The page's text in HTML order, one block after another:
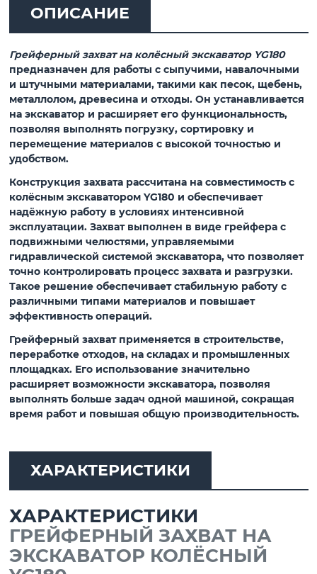
ОПИСАНИЕ
Грейферный захват на колёсный экскаватор YG180
предназначен для работы с сыпучими, навалочными
и штучными материалами, такими как песок, щебень,
металлолом, древесина и отходы. Он устанавливается
на экскаватор и расширяет его функциональность,
позволяя выполнять погрузку, сортировку и
перемещение материалов с высокой точностью и
удобством.
Конструкция захвата рассчитана на совместимость с
колёсным экскаватором YG180 и обеспечивает
надёжную работу в условиях интенсивной
эксплуатации. Захват выполнен в виде грейфера с
подвижными челюстями, управляемыми
гидравлической системой экскаватора, что позволяет
точно контролировать процесс захвата и разгрузки.
Такое решение обеспечивает стабильную работу с
различными типами материалов и повышает
эффективность операций.
Грейферный захват применяется в строительстве,
переработке отходов, на складах и промышленных
площадках. Его использование значительно
расширяет возможности экскаватора, позволяя
выполнять больше задач одной машиной, сокращая
время работ и повышая общую производительность.
ХАРАКТЕРИСТИКИ
ХАРАКТЕРИСТИКИ
ГРЕЙФЕРНЫЙ ЗАХВАТ НА
ЭКСКАВАТОР КОЛЁСНЫЙ